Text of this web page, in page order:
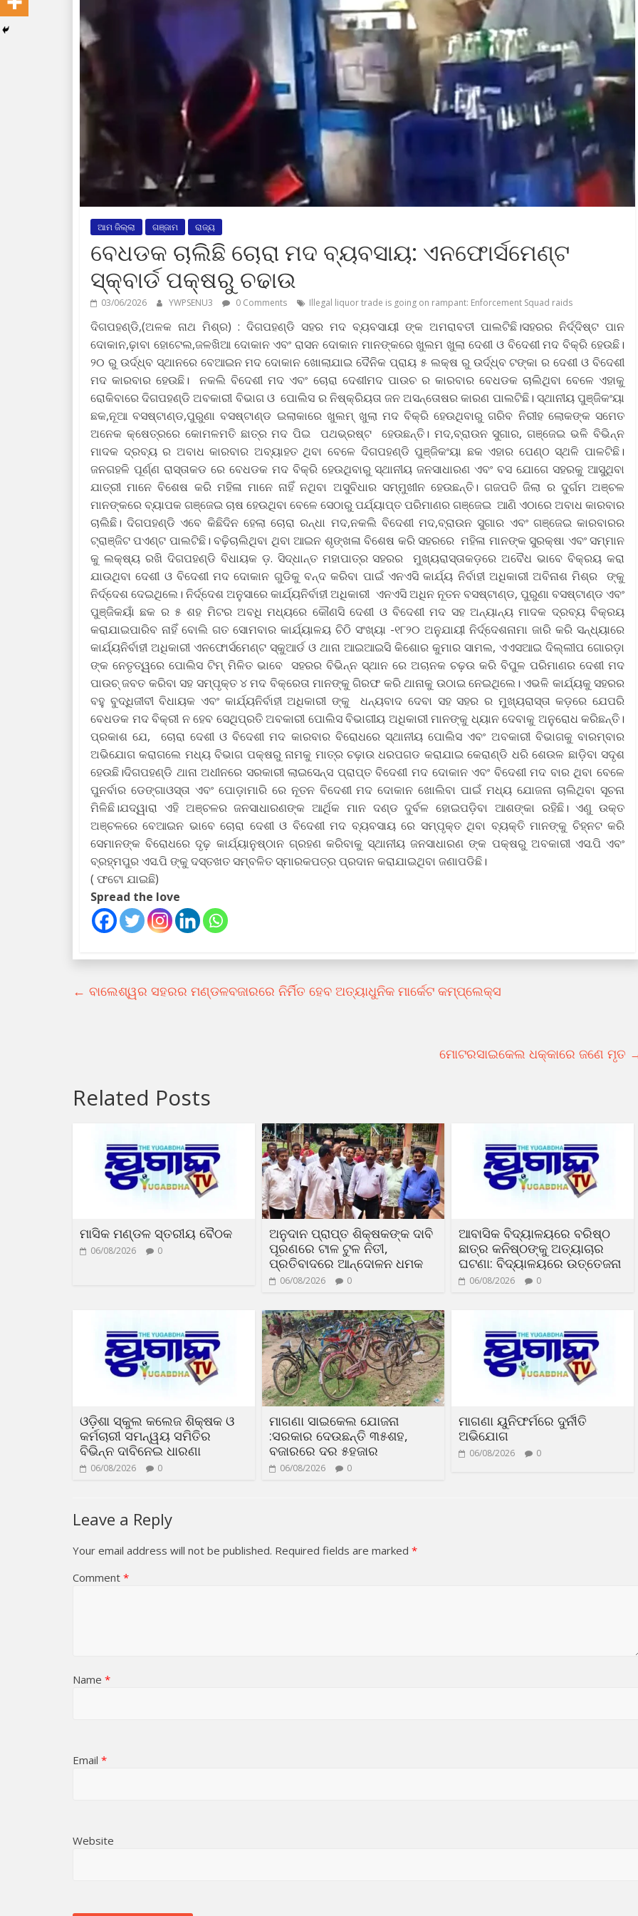
ଆମ ଜିଲ୍ଲା ଗଞ୍ଜାମ ରାଜ୍ୟ
ବେଧଡକ ଚାଲିଛି ଚୋରା ମଦ ବ୍ୟବସାୟ: ଏନଫୋର୍ସମେଣ୍ଟ
ସ୍କ୍ବାର୍ଡ ପକ୍ଷରୁ ଚଢାଉ
03/06/2026 YWPSENU3 0 Comments Illegal liquor trade is going on rampant: Enforcement Squad raids
ଦିଗପହଣ୍ଡି,(ଅଳକ ନାଥ ମିଶ୍ର) : ଦିଗପହଣ୍ଡି ସହର ମଦ ବ୍ୟବସାୟୀ ଙ୍କ ଅମରାବତୀ ପାଲଟିଛି।ସହରର ନିର୍ଦ୍ଦିଷ୍ଟ ପାନ
ଦୋକାନ,ଢ଼ାବା ହୋଟେଲ,ଜଳଖିଆ ଦୋକାନ ଏବଂ ରାସନ ଦୋକାନ ମାନଙ୍କରେ ଖୁଲମ ଖୁଲା ଦେଶୀ ଓ ବିଦେଶୀ ମଦ ବିକ୍ରି ହେଉଛି।
୨୦ ରୁ ଉର୍ଦ୍ଧ୍ବ ସ୍ଥାନରେ ବେଆଇନ ମଦ ଦୋକାନ ଖୋଲାଯାଇ ଦୈନିକ ପ୍ରାୟ ୫ ଲକ୍ଷ ରୁ ଉର୍ଦ୍ଧ୍ବ ଟଙ୍କା ର ଦେଶୀ ଓ ବିଦେଶୀ
ମଦ କାରବାର ହେଉଛି। ନକଲି ବିଦେଶୀ ମଦ ଏବଂ ଚୋରା ଦେଶୀମଦ ପାଉଚ ର କାରବାର ବେଧଡକ ଚାଲିଥିବା ବେଳେ ଏହାକୁ
ରୋକିବାରେ ଦିଗପହଣ୍ଡି ଅବକାରୀ ବିଭାଗ ଓ ପୋଲିସ ର ନିଷ୍କ୍ରିୟତା ଜନ ଅସନ୍ତୋଷର କାରଣ ପାଲଟିଛି। ସ୍ଥାନୀୟ ପୁଞ୍ଜିକଂୟା
ଛକ,ନୂଆ ବସଷ୍ଟାଣ୍ଡ,ପୁରୁଣା ବସଷ୍ଟାଣ୍ଡ ଇଲାକାରେ ଖୁଲମ୍ ଖୁଲା ମଦ ବିକ୍ରି ହେଉଥିବାରୁ ଗରିବ ନିରୀହ ଲୋକଙ୍କ ସମେତ
ଅନେକ କ୍ଷେତ୍ରରେ କୋମଳମତି ଛାତ୍ର ମଦ ପିଇ ପଥଭ୍ରଷ୍ଟ ହେଉଛନ୍ତି। ମଦ,ବ୍ରାଉନ ସୁଗାର, ଗଞ୍ଜେଇ ଭଳି ବିଭିନ୍ନ
ମାଦକ ଦ୍ରବ୍ୟ ର ଅବାଧ କାରବାର ଅବ୍ୟାହତ ଥିବା ବେଳେ ଦିଗପହଣ୍ଡି ପୁଞ୍ଜିକଂୟା ଛକ ଏହାର ପେଣ୍ଠ ସ୍ଥଳି ପାଳଟିଛି।
ଜନଗହଳି ପୂର୍ଣ୍ଣ ରାସ୍ତାକଡ ରେ ବେଧଡକ ମଦ ବିକ୍ରି ହେଉଥିବାରୁ ସ୍ଥାନୀୟ ଜନସାଧାରଣ ଏବଂ ବସ ଯୋଗେ ସହରକୁ ଆସୁଥିବା
ଯାତ୍ରୀ ମାନେ ବିଶେଷ କରି ମହିଳା ମାନେ ନାହିଁ ନଥିବା ଅସୁବିଧାର ସମ୍ମୁଖୀନ ହେଉଛନ୍ତି। ଗଜପତି ଜିଲା ର ଦୁର୍ଗମ ଅଞ୍ଚଳ
ମାନଙ୍କରେ ବ୍ୟାପକ ଗଞ୍ଜେଇ ଚାଷ ହେଉଥିବା ବେଳେ ସେଠାରୁ ପର୍ଯ୍ୟାପ୍ତ ପରିମାଣର ଗଞ୍ଜେଇ ଆଣି ଏଠାରେ ଅବାଧ କାରବାର
ଚାଲିଛି। ଦିଗପହଣ୍ଡି ଏବେ କିଛିଦିନ ହେଲା ଚୋରା ରନ୍ଧା ମଦ,ନକଲି ବିଦେଶୀ ମଦ,ବ୍ରାଉନ ସୁଗାର ଏବଂ ଗଞ୍ଜେଇ କାରବାରର
ଟ୍ରାଞ୍ଜିଟ ପଏଣ୍ଟ ପାଲଟିଛି। ବଢ଼ିଚାଲିଥିବା ଥିବା ଆଇନ ଶୃଙ୍ଖଳା ବିଶେଷ କରି ସହରରେ ମହିଳା ମାନଙ୍କ ସୁରକ୍ଷା ଏବଂ ସମ୍ମାନ
କୁ ଲକ୍ଷ୍ୟ ରଖି ଦିଗପହଣ୍ଡି ବିଧାୟକ ଡ଼. ସିଦ୍ଧାନ୍ତ ମହାପାତ୍ର ସହରର ମୁଖ୍ୟରାସ୍ତାକଡ଼ରେ ଅବୈଧ ଭାବେ ବିକ୍ରୟ କରା
ଯାଉଥିବା ଦେଶୀ ଓ ବିଦେଶୀ ମଦ ଦୋକାନ ଗୁଡିକୁ ବନ୍ଦ କରିବା ପାଇଁ ଏନଏସି କାର୍ଯ୍ୟ ନିର୍ବାହୀ ଅଧିକାରୀ ଅବିନାଶ ମିଶ୍ର ଙ୍କୁ
ନିର୍ଦ୍ଦେଶ ଦେଇଥିଲେ। ନିର୍ଦ୍ଦେଶ ଅନୁସାରେ କାର୍ଯ୍ୟନିର୍ବାହୀ ଅଧିକାରୀ ଏନଏସି ଅଧିନ ନୂତନ ବସଷ୍ଟାଣ୍ଡ, ପୁରୁଣା ବସଷ୍ଟାଣ୍ଡ ଏବଂ
ପୁଞ୍ଜିକୟାଁ ଛକ ର ୫ ଶହ ମିଟର ଅବଧି ମଧ୍ୟରେ କୌଣସି ଦେଶୀ ଓ ବିଦେଶୀ ମଦ ସହ ଅନ୍ୟାନ୍ୟ ମାଦକ ଦ୍ରବ୍ୟ ବିକ୍ରୟ
କରାଯାଇପାରିବ ନାହିଁ ବୋଲି ଗତ ସୋମବାର କାର୍ଯ୍ୟାଳୟ ଚିଠି ସଂଖ୍ୟା -୧୮୨୦ ଅନୁଯାୟୀ ନିର୍ଦ୍ଦେଶନାମା ଜାରି କରି ସନ୍ଧ୍ୟାରେ
କାର୍ଯ୍ୟନିର୍ବାହୀ ଅଧିକାରୀ ଏନଫୋର୍ସମେଣ୍ଟ ସ୍କୁଆର୍ଡ ଓ ଥାନା ଆଇଆଇସି କିଶୋର କୁମାର ସାମଲ, ଏଏସଆଇ ଦିଲ୍ଲୀପ ଗୋରଡ଼ା
ଙ୍କ ନେତୃତ୍ୱରେ ପୋଲିସ ଟିମ୍ ମିଳିତ ଭାବେ ସହରର ବିଭିନ୍ନ ସ୍ଥାନ ରେ ଅଚାନକ ଚଢ଼ଉ କରି ବିପୁଳ ପରିମାଣର ଦେଶୀ ମଦ
ପାଉଚ୍ ଜବତ କରିବା ସହ ସମ୍ପୃକ୍ତ ୪ ମଦ ବିକ୍ରେତା ମାନଙ୍କୁ ଗିରଫ କରି ଥାନାକୁ ଉଠାଇ ନେଇଥିଲେ। ଏଭଳି କାର୍ଯ୍ୟକୁ ସହରର
ବହୁ ବୁଦ୍ଧିଜୀବୀ ବିଧାୟକ ଏବଂ କାର୍ଯ୍ୟନିର୍ବାହୀ ଅଧିକାରୀ ଙ୍କୁ ଧନ୍ୟବାଦ ଦେବା ସହ ସହର ର ମୁଖ୍ୟରାସ୍ତା କଡ଼ରେ ଯେପରି
ବେଧଡକ ମଦ ବିକ୍ରୀ ନ ହେବ ସେଥିପ୍ରତି ଅବକାରୀ ପୋଲିସ ବିଭାଗୀୟ ଅଧିକାରୀ ମାନଙ୍କୁ ଧ୍ୟାନ ଦେବାକୁ ଅନୁରୋଧ କରିଛନ୍ତି।
ପ୍ରକାଶ ଯେ, ଚୋରା ଦେଶୀ ଓ ବିଦେଶୀ ମଦ କାରବାର ବିରୋଧରେ ସ୍ଥାନୀୟ ପୋଲିସ ଏବଂ ଅବକାରୀ ବିଭାଗକୁ ବାରମ୍ବାର
ଅଭିଯୋଗ କରାଗଲେ ମଧ୍ୟ ବିଭାଗ ପକ୍ଷରୁ ନାମକୁ ମାତ୍ର ଚଢ଼ାଉ ଧରପଗଡ କରାଯାଇ କେରାଣ୍ଡି ଧରି ଶେଉଳ ଛାଡ଼ିବା ସଦୃଶ
ହେଉଛି।ଦିଗପହଣ୍ଡି ଥାନା ଅଧୀନରେ ସରକାରୀ ଲାଇସେନ୍ସ ପ୍ରାପ୍ତ ବିଦେଶୀ ମଦ ଦୋକାନ ଏବଂ ବିଦେଶୀ ମଦ ବାର ଥିବା ବେଳେ
ପୁନର୍ବାର ଡେଙ୍ଗାଓସ୍ତା ଏବଂ ପୋଡ଼ାମାରି ରେ ନୂତନ ବିଦେଶୀ ମଦ ଦୋକାନ ଖୋଲିବା ପାଇଁ ମଧ୍ୟ ଯୋଜନା ଚାଲିଥିବା ସୂଚନା
ମିଳିଛି।ଯଦ୍ୱାରା ଏହି ଅଞ୍ଚଳର ଜନସାଧାରଣଙ୍କ ଆର୍ଥିକ ମାନ ଦଣ୍ଡ ଦୁର୍ବଳ ହୋଇପଡ଼ିବା ଆଶଙ୍କା ରହିଛି। ଏଣୁ ଉକ୍ତ
ଅଞ୍ଚଳରେ ବେଆଇନ ଭାବେ ଚୋରା ଦେଶୀ ଓ ବିଦେଶୀ ମଦ ବ୍ୟବସାୟ ରେ ସମ୍ପୃକ୍ତ ଥିବା ବ୍ୟକ୍ତି ମାନଙ୍କୁ ଚିହ୍ନଟ କରି
ସେମାନଙ୍କ ବିରୋଧରେ ଦୃଢ଼ କାର୍ଯ୍ୟାନୁଷ୍ଠାନ ଗ୍ରହଣ କରିବାକୁ ସ୍ଥାନୀୟ ଜନସାଧାରଣ ଙ୍କ ପକ୍ଷରୁ ଅବକାରୀ ଏସ.ପି ଏବଂ
ବ୍ରହ୍ମପୁର ଏସ.ପି ଙ୍କୁ ଦସ୍ତଖତ ସମ୍ବଳିତ ସ୍ମାରକପତ୍ର ପ୍ରଦାନ କରାଯାଇଥିବା ଜଣାପଡିଛି।
( ଫଟୋ ଯାଇଛି)
Spread the love
← ବାଲେଶ୍ୱର ସହରର ମଣ୍ଡଳବଜାରରେ ନିର୍ମିତ ହେବ ଅତ୍ୟାଧୁନିକ ମାର୍କେଟ କମ୍ପ୍ଲେକ୍ସ
ମୋଟରସାଇକେଲ ଧକ୍କାରେ ଜଣେ ମୃତ
Related Posts
ମାସିକ ମଣ୍ଡଳ ସ୍ତରୀୟ ବୈଠକ
06/08/2026 0
ଅନୁଦାନ ପ୍ରାପ୍ତ ଶିକ୍ଷକଙ୍କ ଦାବି
ପୂରଣରେ ଟାଳ ଟୁଳ ନିତୀ,
ପ୍ରତିବାଦରେ ଆନ୍ଦୋଳନ ଧମକ
06/08/2026 0
ଆବାସିକ ବିଦ୍ୟାଳୟରେ ବରିଷ୍ଠ
ଛାତ୍ର କନିଷ୍ଠଙ୍କୁ ଅତ୍ୟାଚାର
ଘଟଣା: ବିଦ୍ୟାଳୟରେ ଉତ୍ତେଜନା
06/08/2026 0
ଓଡ଼ିଶା ସ୍କୁଲ କଲେଜ ଶିକ୍ଷକ ଓ
କର୍ମଚାରୀ ସମନ୍ୱୟ ସମିତିର
ବିଭିନ୍ନ ଦାବିନେଇ ଧାରଣା
06/08/2026 0
ମାଗଣା ସାଇକେଲ ଯୋଜନା
:ସରକାର ଦେଉଛନ୍ତି ୩୫ଶହ,
ବଜାରରେ ଦର ୫ହଜାର
06/08/2026 0
ମାଗଣା ୟୁନିଫର୍ମରେ ଦୁର୍ନୀତି
ଅଭିଯୋଗ
06/08/2026 0
Leave a Reply
Your email address will not be published. Required fields are marked *
Comment *
Name *
Email *
Website